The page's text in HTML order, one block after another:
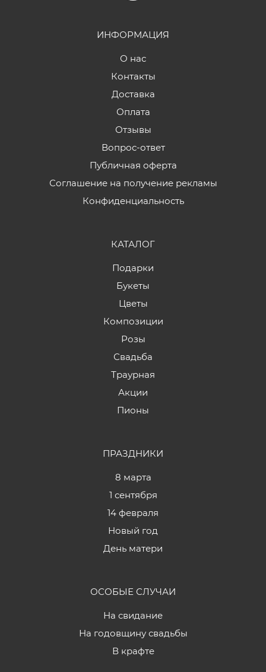
ИНФОРМАЦИЯ
О нас
Контакты
Доставка
Оплата
Отзывы
Вопрос-ответ
Публичная оферта
Соглашение на получение рекламы
Конфиденциальность
КАТАЛОГ
Подарки
Букеты
Цветы
Композиции
Розы
Свадьба
Траурная
Акции
Пионы
ПРАЗДНИКИ
8 марта
1 сентября
14 февраля
Новый год
День матери
ОСОБЫЕ СЛУЧАИ
На свидание
На годовщину свадьбы
В крафте